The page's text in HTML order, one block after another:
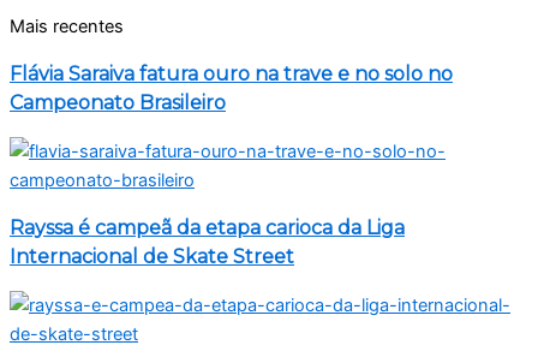
Mais recentes
Flávia Saraiva fatura ouro na trave e no solo no
Campeonato Brasileiro
Rayssa é campeã da etapa carioca da Liga
Internacional de Skate Street